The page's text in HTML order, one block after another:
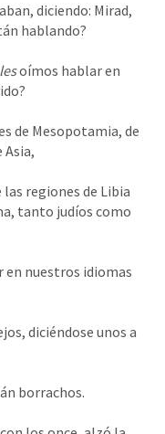
diciendo: Mirad,
hablando?
les oímos hablar en
de Mesopotamia, de
Asia,
regiones de Libia
tanto judíos como
en nuestros idiomas
diciéndose unos a
borrachos.